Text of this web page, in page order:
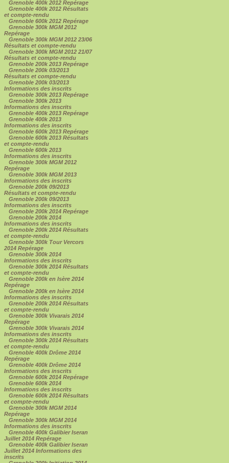
Grenoble 400k 2012 Repérage
Grenoble 400k 2012 Résultats
et compte-rendu
Grenoble 600k 2012 Repérage
Grenoble 300k MGM 2012
Repérage
Grenoble 300k MGM 2012 23/06
Résultats et compte-rendu
Grenoble 300k MGM 2012 21/07
Résultats et compte-rendu
Grenoble 200k 2013 Repérage
Grenoble 200k 03/2013
Résultats et compte-rendu
Grenoble 200k 03/2013
Informations des inscrits
Grenoble 300k 2013 Repérage
Grenoble 300k 2013
Informations des inscrits
Grenoble 400k 2013 Repérage
Grenoble 400k 2013
Informations des inscrits
Grenoble 600k 2013 Repérage
Grenoble 600k 2013 Résultats
et compte-rendu
Grenoble 600k 2013
Informations des inscrits
Grenoble 300k MGM 2012
Repérage
Grenoble 300k MGM 2013
Informations des inscrits
Grenoble 200k 09/2013
Résultats et compte-rendu
Grenoble 200k 09/2013
Informations des inscrits
Grenoble 200k 2014 Repérage
Grenoble 200k 2014
Informations des inscrits
Grenoble 200k 2014 Résultats
et compte-rendu
Grenoble 300k Tour Vercors
2014 Repérage
Grenoble 300k 2014
Informations des inscrits
Grenoble 300k 2014 Résultats
et compte-rendu
Grenoble 200k en Isère 2014
Repérage
Grenoble 200k en Isère 2014
Informations des inscrits
Grenoble 200k 2014 Résultats
et compte-rendu
Grenoble 300k Vivarais 2014
Repérage
Grenoble 300k Vivarais 2014
Informations des inscrits
Grenoble 300k 2014 Résultats
et compte-rendu
Grenoble 400k Drôme 2014
Repérage
Grenoble 400k Drôme 2014
Informations des inscrits
Grenoble 600k 2014 Repérage
Grenoble 600k 2014
Informations des inscrits
Grenoble 600k 2014 Résultats
et compte-rendu
Grenoble 300k MGM 2014
Repérage
Grenoble 300k MGM 2014
Informations des inscrits
Grenoble 400k Galibier Iseran
Juillet 2014 Repérage
Grenoble 400k Galibier Iseran
Juillet 2014 Informations des
inscrits